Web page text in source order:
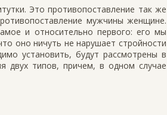
Это противопоставление так же
мужчины женщине.
и относительно первого: его мы
оно ничуть не нарушает стройности
установить, будут рассмотрены в
двух типов, причем, в одном случае